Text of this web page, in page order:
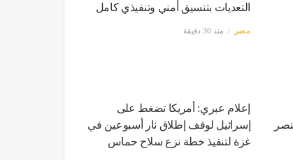
التعديات بتنسيق أمني وتنفيذي كامل
مصر منذ 30 دقيقة
إعلام عبري: أمريكا تضغط على
إسرائيل لوقف إطلاق نار أسبوعين في
غزة لتنفيذ خطة نزع سلاح حماس